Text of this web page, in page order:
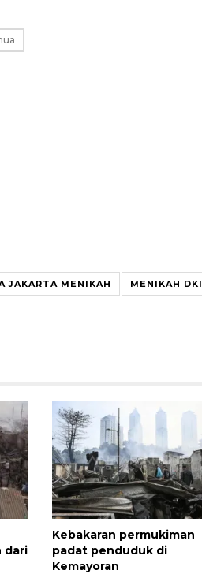
JAKARTA MENIKAH MENIKAH DKI
dari
Kebakaran permukiman
padat penduduk di
Kemayoran